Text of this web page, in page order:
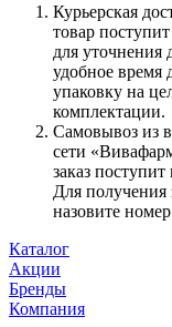
Курьерская
товар
для уточнения
удобное время
упаковку на
комплектации.
Самовывоз из
сети
заказ
Для получения
назовите
Каталог
Акции
Бренды
Компания